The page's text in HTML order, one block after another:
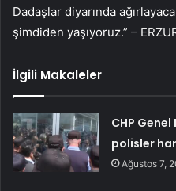
Dadaşlar diyarında
şimdiden yaşıyoruz.” –
İlgili Makaleler
CHP
polisler
Ağustos 7,